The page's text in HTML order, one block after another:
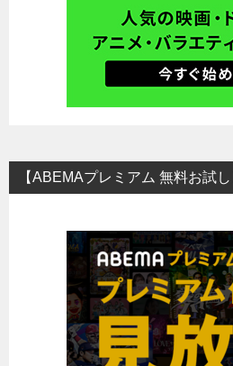
【ABEMAプレミアム 無料お試